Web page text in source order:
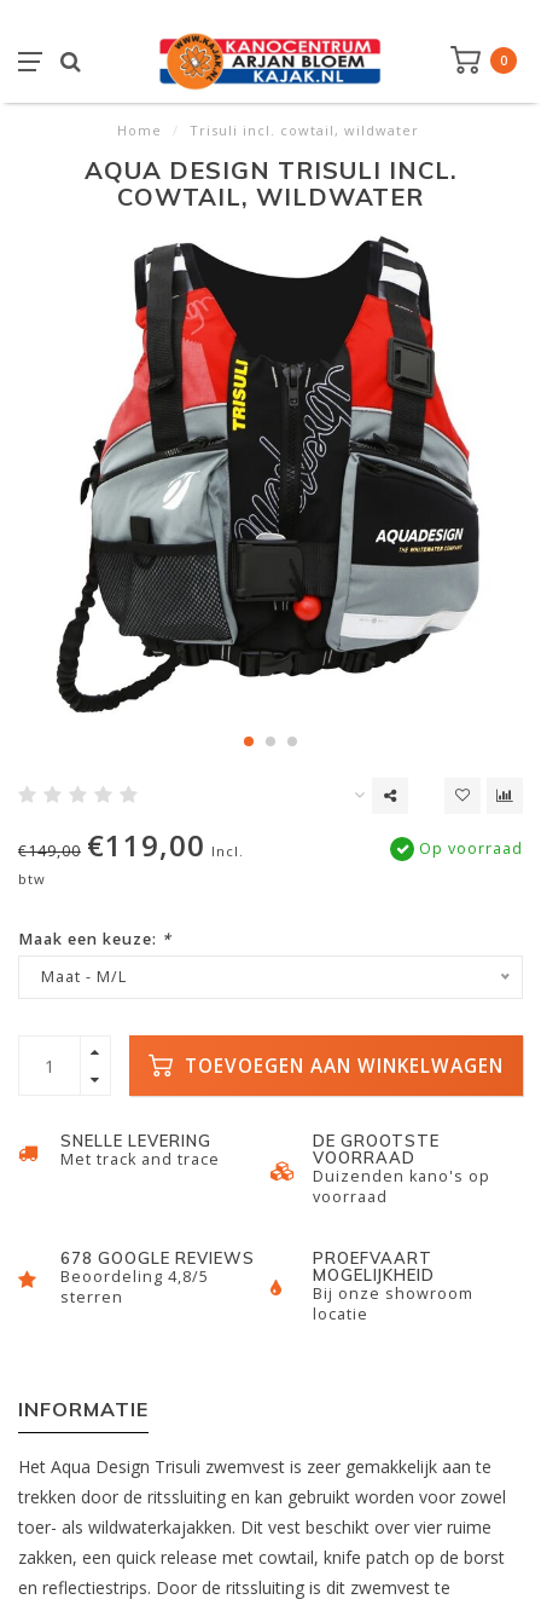
0
Home / Trisuli incl. cowtail, wildwater
AQUA DESIGN TRISULI INCL.
COWTAIL, WILDWATER
€149,00 €119,00 Incl.
btw
Op voorraad
Maak een keuze: *
Maat - M/L
TOEVOEGEN AAN WINKELWAGEN
SNELLE LEVERING
Met track and trace
DE GROOTSTE
VOORRAAD
Duizenden kano's op
voorraad
678 GOOGLE REVIEWS
Beoordeling 4,8/5
sterren
PROEFVAART
MOGELIJKHEID
Bij onze showroom
locatie
INFORMATIE
Het Aqua Design Trisuli zwemvest is zeer gemakkelijk aan te
trekken door de ritssluiting en kan gebruikt worden voor zowel
toer- als wildwaterkajakken. Dit vest beschikt over vier ruime
zakken, een quick release met cowtail, knife patch op de borst
en reflectiestrips. Door de ritssluiting is dit zwemvest te